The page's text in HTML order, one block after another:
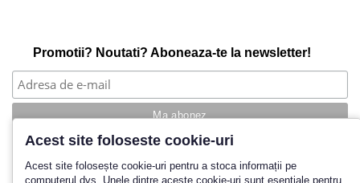
Promotii? Noutati? Aboneaza-te la newsletter!
Povestea noastra
Acest site foloseste cookie-uri
Acest site folosește cookie-uri pentru a stoca informații pe
computerul dvs. Unele dintre aceste cookie-uri sunt esențiale pentru